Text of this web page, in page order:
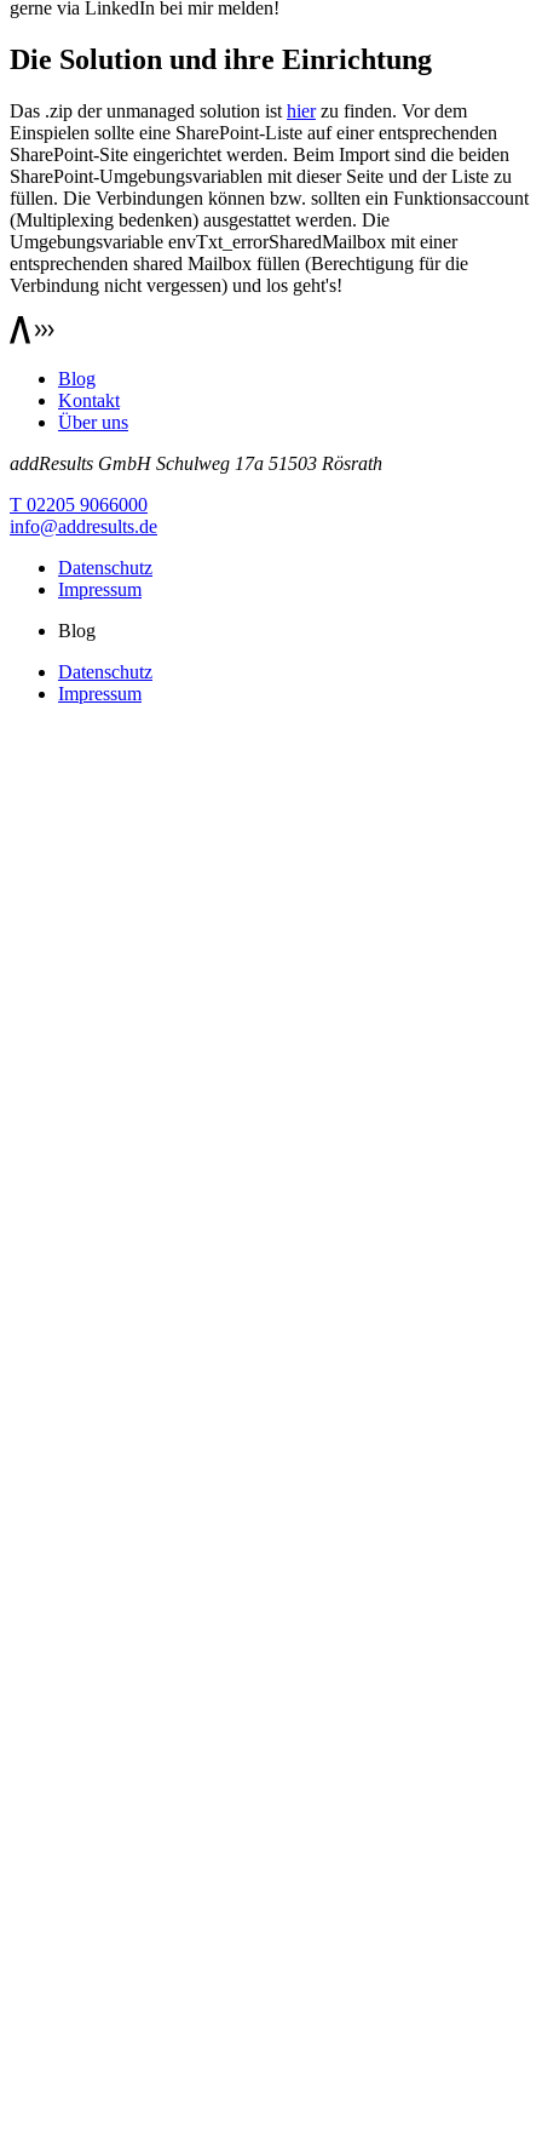
gerne via LinkedIn bei mir melden!
Die Solution und ihre Einrichtung
Das .zip der unmanaged solution ist hierzu finden. Vor dem
Einspielen sollte eine SharePoint-Liste auf einer entsprechenden
SharePoint-Site eingerichtet werden. Beim Import sind die beiden
SharePoint-Umgebungsvariablen mit dieser Seite und der Liste zu
füllen. Die Verbindungen können bzw. sollten ein Funktionsaccount
(Multiplexing bedenken) ausgestattet werden. Die
Umgebungsvariable envTxt_errorSharedMailbox mit einer
entsprechenden shared Mailbox füllen (Berechtigung für die
Verbindung nicht vergessen) und los geht's!
Blog
Kontakt
Über uns
addResults GmbHSchulweg 17a 51503 Rösrath
T 02205 9066000
info@addresults.de
Datenschutz
Impressum
Blog
Datenschutz
Impressum